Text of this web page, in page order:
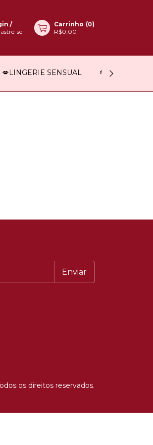
/
se
Carrinho (0)
R$0,00
💋LINGERIE SENSUAL 🎭FANTASIAS
os direitos reservados.